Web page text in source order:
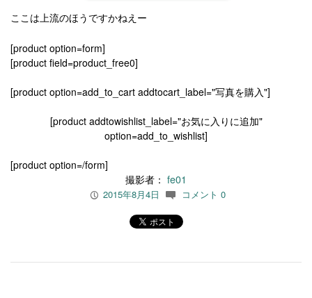
ここは上流のほうですかねえー
[product option=form]
[product field=product_free0]
[product option=add_to_cart addtocart_label="写真を購入"]
[product addtowishlist_label="お気に入りに追加"
option=add_to_wishlist]
[product option=/form]
撮影者： fe01
P 2015年8月4日 c コメント 0